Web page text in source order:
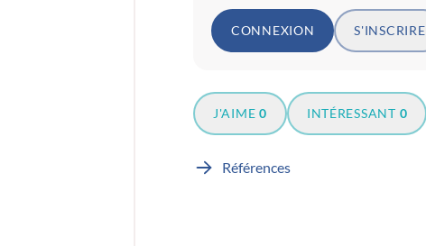
CONNEXION S'INSCRIRE
J'AIME 0 INTÉRESSANT 0
Références